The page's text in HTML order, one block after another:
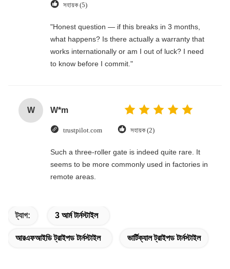
সহায়ক (5)
"Honest question — if this breaks in 3 months,
what happens? Is there actually a warranty that
works internationally or am I out of luck? I need
to know before I commit."
W W*m
trustpilot.com সহায়ক (2)
Such a three-roller gate is indeed quite rare. It
seems to be more commonly used in factories in
remote areas.
ট্যাগ: 3 আর্ম টার্নস্টাইল
আরএফআইডি ট্রাইপড টার্নস্টাইল ভার্টিক্যাল ট্রাইপড টার্নস্টাইল